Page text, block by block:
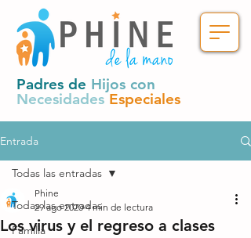
Padres de Hijos con
Necesidades Especiales
Entrada
Todas las entradas
Familia
Todas las entradas
Los virus y el regreso a clases
Phine
29 ago 2020 4 min de lectura